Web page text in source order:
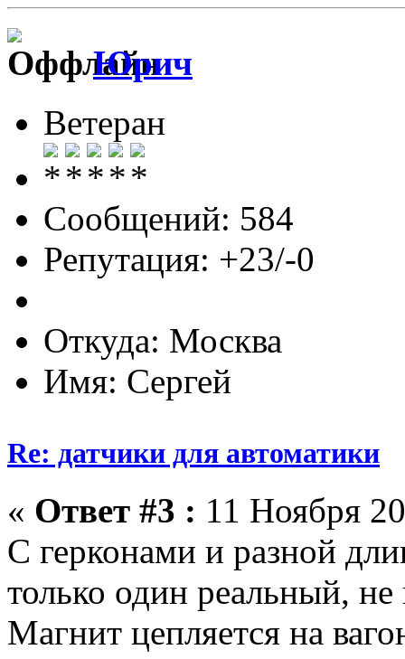
Юрич
Ветеран
Сообщений: 584
Репутация: +23/-0
Откуда: Москва
Имя: Сергей
Re: датчики для автоматики
« Ответ #3 : 11 Ноября
С герконами и разной
только один реальный,
Магнит цепляется на